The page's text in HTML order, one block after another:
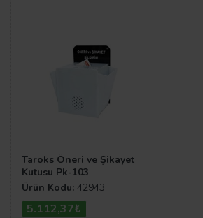
Taroks Öneri ve Şikayet
Kutusu Pk-103
Ürün Kodu: 42943
5.112,37₺